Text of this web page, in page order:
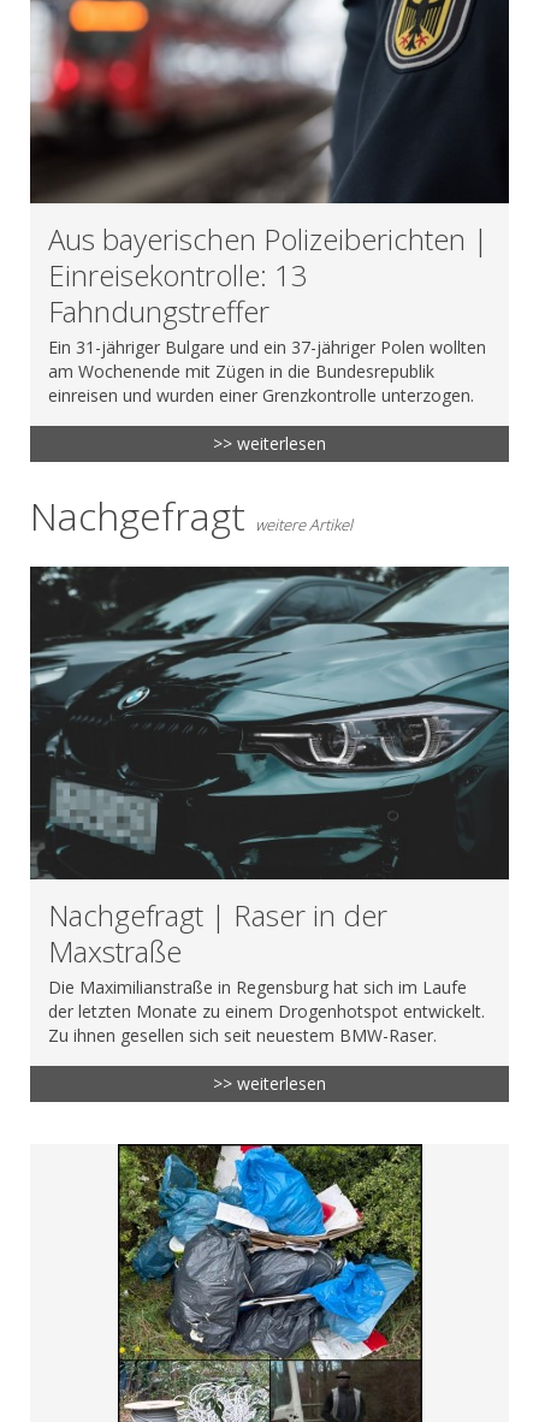
Aus bayerischen Polizeiberichten |
Einreisekontrolle: 13
Fahndungstreffer
Ein 31-jähriger Bulgare und ein 37-jähriger Polen wollten
am Wochenende mit Zügen in die Bundesrepublik
einreisen und wurden einer Grenzkontrolle unterzogen.
>> weiterlesen
Nachgefragt weitere Artikel
Nachgefragt | Raser in der
Maxstraße
Die Maximilianstraße in Regensburg hat sich im Laufe
der letzten Monate zu einem Drogenhotspot entwickelt.
Zu ihnen gesellen sich seit neuestem BMW-Raser.
>> weiterlesen